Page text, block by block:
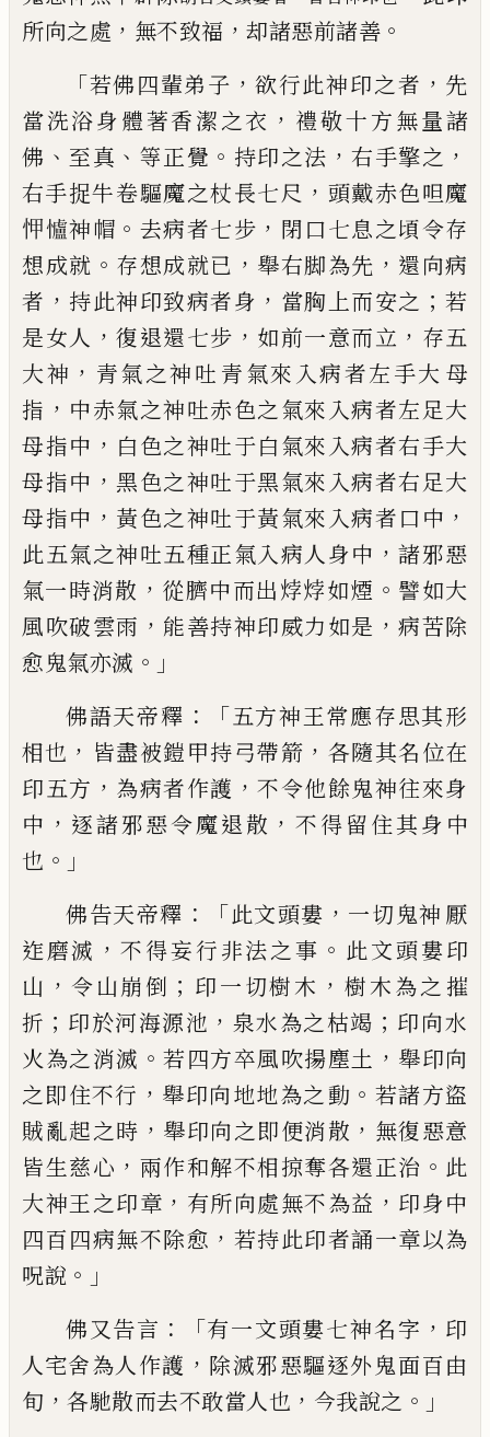
所向之處 ， 無不致福 ， 却諸惡前諸善 。
「若佛四輩弟子 ， 欲行此神印之者 ， 先
當洗浴身體著香潔之衣 ， 禮敬十方無量諸
佛 、 至真 、 等正覺 。 持印之法 ， 右手擎之 ，
右手捉牛卷驅魔之杖長七尺 ， 頭戴赤色呾魔
𢘉𢥈神帽 。 去病者七步 ， 閉口七息之頃令存
想成就 。 存想成就已 ， 舉右脚為先 ， 還向病
者 ， 持此神印致病者身 ， 當胸上而安之 ； 若
是女人 ， 復退還七步 ， 如前一意而立 ， 存五
大神 ， 青氣之神吐 青氣來入病者左手大 母
指 ， 中赤氣之神吐赤色之氣來入病者左足大
母指中 ， 白色之神吐于白氣來入病者右手大
母指中 ， 黑色之神吐于黑氣來入病者右足大
母指中 ， 黃色之神吐于黃氣來入病者口中 ，
此五氣之神吐五種正氣入病人身中 ， 諸邪惡
氣一時消散 ， 從臍中而出㶿㶿如煙 。 譬如大
風吹破雲雨 ， 能善持神印威力如是 ， 病苦除
愈鬼氣亦滅 。」
佛語天帝釋 ：「五方神王常應存思其形
相也 ， 皆盡被鎧甲持弓帶箭 ， 各隨其名位在
印五方 ， 為病者作護 ， 不令他餘鬼神往來身
中 ， 逐諸邪惡令魔退散 ， 不得留住其身中
也 。」
佛告天帝釋 ：「此文頭婁 ， 一切鬼神 厭
迮磨滅 ， 不得妄行非法之事 。 此文頭婁印
山 ， 令山崩倒 ； 印一切樹木 ， 樹木為之摧
折 ； 印於河海源池 ， 泉水為之枯竭 ； 印向水
火為之消滅 。 若四方卒風吹揚塵土 ， 舉印向
之即住不行 ， 舉印向地地為之動 。 若諸方盜
賊亂起之時 ， 舉印向之即便消散 ， 無復惡意
皆生慈心 ， 兩作和解不相掠奪各還正治 。 此
大神王之印章 ， 有所向處無不為益 ， 印身中
四百四病無不除愈 ， 若持此印者誦一章以為
呪說 。」
佛又告言 ：「有一文頭婁七神名字 ， 印
人宅舍為人作護 ， 除滅邪惡驅逐外鬼面百由
旬 ， 各馳散而去不敢當人也 ， 今我說之 。」